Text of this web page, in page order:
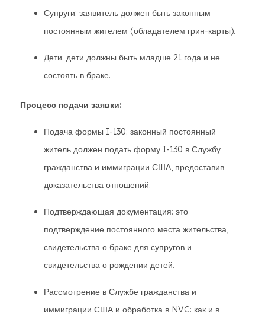
Супруги: заявитель должен быть законным
постоянным жителем (обладателем грин-карты).
Дети: дети должны быть младше 21 года и не
состоять в браке.
Процесс подачи заявки:
Подача формы I-130: законный постоянный
житель должен подать форму I-130 в Службу
гражданства и иммиграции США, предоставив
доказательства отношений.
Подтверждающая документация: это
подтверждение постоянного места жительства,
свидетельства о браке для супругов и
свидетельства о рождении детей.
Рассмотрение в Службе гражданства и
иммиграции США и обработка в NVC: как и в